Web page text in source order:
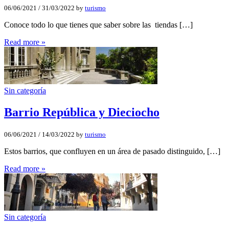
06/06/2021 / 31/03/2022 by turismo
Conoce todo lo que tienes que saber sobre las tiendas […]
Read more »
Sin categoría
Barrio República y Dieciocho
06/06/2021 / 14/03/2022 by turismo
Estos barrios, que confluyen en un área de pasado distinguido, […]
Read more »
Sin categoría